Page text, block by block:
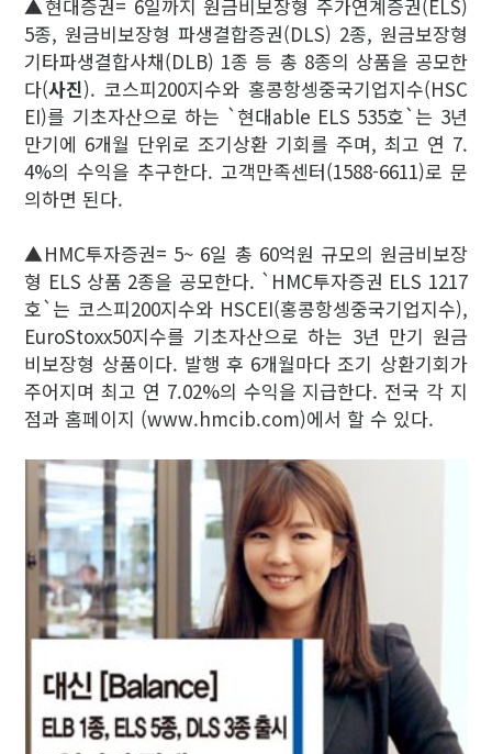
▲현대증권= 6일까지 원금비보장형 주가연계증권(ELS)
5종, 원금비보장형 파생결합증권(DLS) 2종, 원금보장형
기타파생결합사채(DLB) 1종 등 총 8종의 상품을 공모한
다(사진). 코스피200지수와 홍콩항셍중국기업지수(HSC
EI)를 기초자산으로 하는 `현대able ELS 535호`는 3년
만기에 6개월 단위로 조기상환 기회를 주며, 최고 연 7.
4%의 수익을 추구한다. 고객만족센터(1588-6611)로 문
의하면 된다.
▲HMC투자증권= 5~ 6일 총 60억원 규모의 원금비보장
형 ELS 상품 2종을 공모한다. `HMC투자증권 ELS 1217
호`는 코스피200지수와 HSCEI(홍콩항셍중국기업지수),
EuroStoxx50지수를 기초자산으로 하는 3년 만기 원금
비보장형 상품이다. 발행 후 6개월마다 조기 상환기회가
주어지며 최고 연 7.02%의 수익을 지급한다. 전국 각 지
점과 홈페이지 (www.hmcib.com)에서 할 수 있다.